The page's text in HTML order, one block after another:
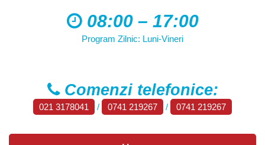
08:00 – 17:00
Program Zilnic: Luni-Vineri
Comenzi telefonice:
021 3178041 / 0741 219267 / 0741 219267